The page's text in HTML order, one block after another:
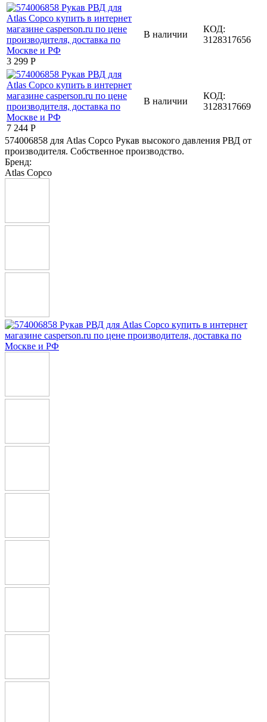
3 299 Р
В наличии
КОД:
3128317656
7 244 Р
В наличии
КОД:
3128317669
574006858 для Atlas Copco Рукав высокого давления РВД от
производителя. Собственное производство.
Бренд:
Atlas Copco